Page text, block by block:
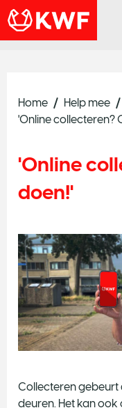
Home Help mee
'Online collecteren?
'Online
doen!'
Collecteren gebeurt
deuren. Het kan